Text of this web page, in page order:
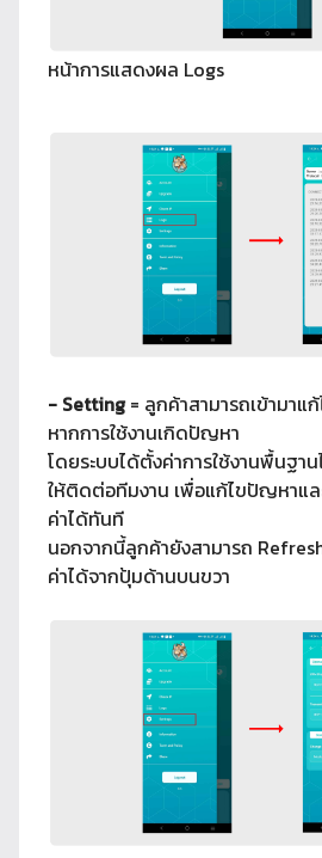
หน้าการแสดงผล Logs
- Setting= ลูกค้าสามารถเข้ามาแ
หากการใช้งานเกิดปัญหา
โดยระบบได้ตั้งค่าการใช้งานพื้นฐา
ให้ติดต่อทีมงาน เพื่อแก้ไขปัญหาแ
ค่าได้ทันที
นอกจากนี้ลูกค้ายังสามารถ
ค่าได้จากปุ้มด้านบนขวา